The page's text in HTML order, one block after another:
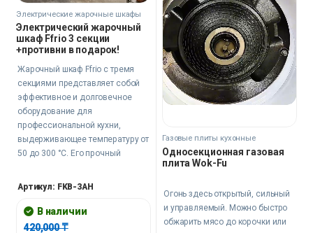
Электрические жарочные шкафы
Электрический жарочный
шкаф Ffrio 3 секции
+противни в подарок!
Жарочный шкаф Ffrio с тремя
секциями представляет собой
эффективное и долговечное
оборудование для
профессиональной кухни,
выдерживающее температуру от
50 до 300 °C. Его прочный
защитой IPx4 и таймером до 60
ресторанов, кафе и пекарен,
обеспечивая точность и
Артикул: FKB-3AH
В наличии
420,000₸
Газовые плиты кухонные
Односекционная газовая
плита Wok-Fu
Огонь здесь открытый, сильный
и управляемый. Можно быстро
обжарить мясо до корочки или